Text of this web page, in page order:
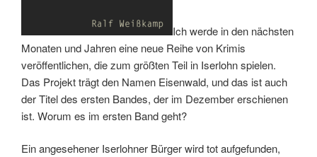
Ich werde in den nächsten
Monaten und Jahren eine neue Reihe von Krimis
veröffentlichen, die zum größten Teil in Iserlohn spielen.
Das Projekt trägt den Namen Eisenwald, und das ist auch
der Titel des ersten Bandes, der im Dezember erschienen
ist. Worum es im ersten Band geht?
Ein angesehener Iserlohner Bürger wird tot aufgefunden,